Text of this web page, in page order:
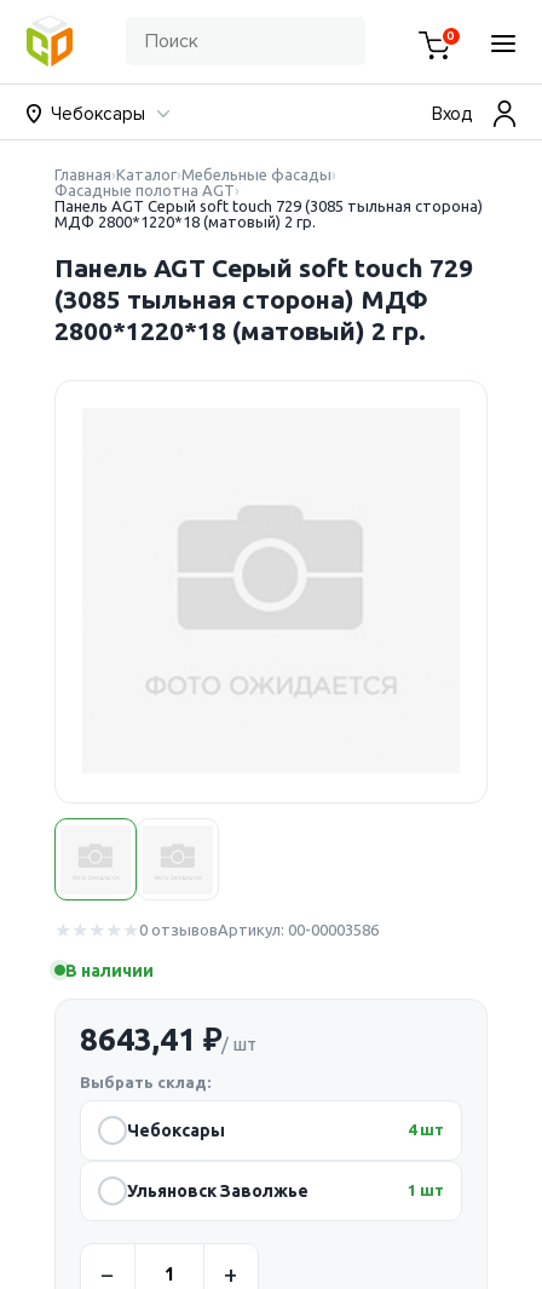
0
Чебоксары Вход
Главная Каталог Мебельные фасады
Фасадные полотна AGT
Панель AGT Серый soft touch 729 (3085 тыльная сторона)
МДФ 2800*1220*18 (матовый) 2 гр.
Панель AGT Серый soft touch 729
(3085 тыльная сторона) МДФ
2800*1220*18 (матовый) 2 гр.
0 отзывовАртикул: 00-00003586
В наличии
8643,41 ₽/ шт
Выбрать склад:
Чебоксары 4 шт
Ульяновск Заволжье 1 шт